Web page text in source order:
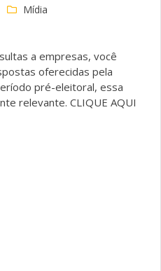
Mídia
a empresas, você
oferecidas pela
pré-eleitoral, essa
relevante. CLIQUE AQUI